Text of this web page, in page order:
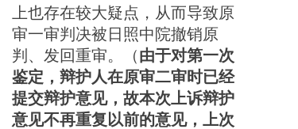
上也存在较大疑点，从而导致原
审一审判决被日照中院撤销原
判、发回重审。
（由于对第一次
鉴定，辩护人在原审二审时已经
提交辩护意见，故本次上诉辩护
意见不再重复以前的意见，上次